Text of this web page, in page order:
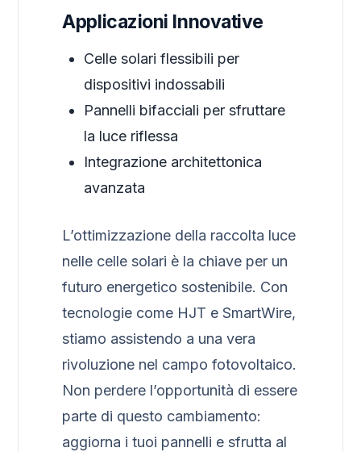
Applicazioni Innovative
Celle solari flessibili per
dispositivi indossabili
Pannelli bifacciali per sfruttare
la luce riflessa
Integrazione architettonica
avanzata
L’ottimizzazione della raccolta luce
nelle celle solari è la chiave per un
futuro energetico sostenibile. Con
tecnologie come HJT e SmartWire,
stiamo assistendo a una vera
rivoluzione nel campo fotovoltaico.
Non perdere l’opportunità di essere
parte di questo cambiamento:
aggiorna i tuoi pannelli e sfrutta al